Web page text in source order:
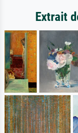
Extrait